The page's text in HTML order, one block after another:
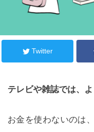
Twitter
テレビや雑誌では、
お金を使わないのは